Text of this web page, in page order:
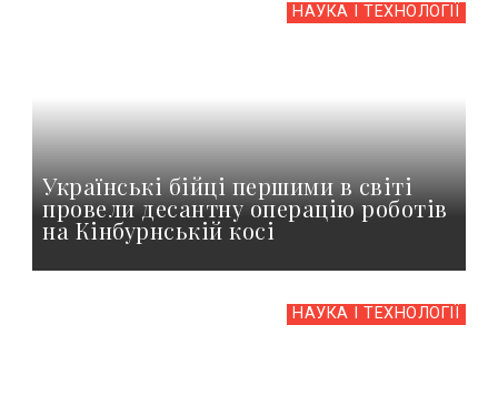
НАУКА І ТЕХНОЛОГІЇ
Українські бійці першими в світі
провели десантну операцію роботів
на Кінбурнській косі
НАУКА І ТЕХНОЛОГІЇ